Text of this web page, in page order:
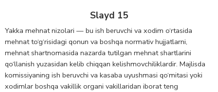
Slayd 15
Yakka mehnat nizolari — bu ish beruvchi va xodim o‘rtasida
mehnat to‘g‘risidagi qonun va boshqa normativ hujjatlarni,
mehnat shartnomasida nazarda tutilgan mehnat shartlarini
qo‘llanish yuzasidan kelib chiqqan kelishmovchiliklardir. Majlisda
komissiyaning ish beruvchi va kasaba uyushmasi qo‘mitasi yoki
xodimlar boshqa vakillik organi vakillaridan iborat teng